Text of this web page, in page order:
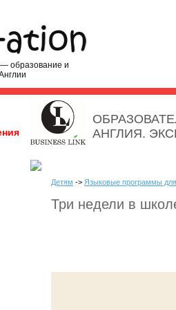
образование и
АНГЛИЯ.
Детям -> Языковые программы
Три недели в